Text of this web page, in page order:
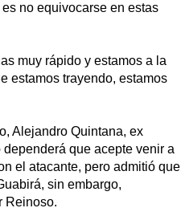
no equivocarse en estas
muy rápido y estamos a la
estamos trayendo, estamos
Alejandro Quintana, ex
que acepte venir a
el atacante, pero admitió que
sin embargo,
Reinoso.